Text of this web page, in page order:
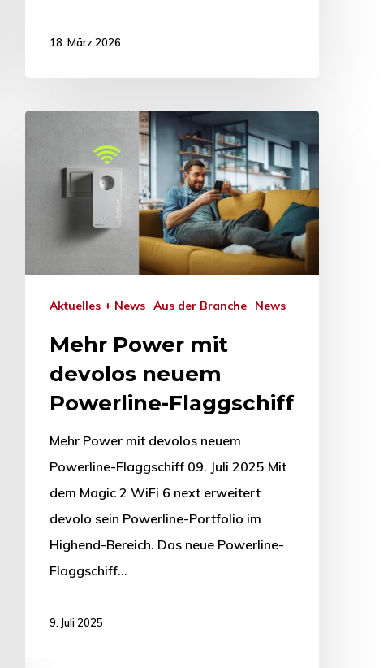
18. März 2026
Aktuelles + News Aus der Branche News
Mehr Power mit
devolos neuem
Powerline-Flaggschiff
Mehr Power mit devolos neuem
Powerline-Flaggschiff 09. Juli 2025 Mit
dem Magic 2 WiFi 6 next erweitert
devolo sein Powerline-Portfolio im
Highend-Bereich. Das neue Powerline-
Flaggschiff…
9. Juli 2025